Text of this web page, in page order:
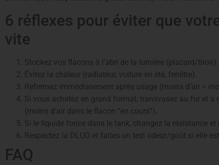
6 réflexes pour éviter que
vite
Stockez vos flacons à l’abri de la lumière (placard/tiroir).
Évitez la chaleur (radiateur, voiture en été, fenêtre).
Refermez immédiatement après usage (moins d’air =
Si vous achetez en grand format, transvasez au fur et
(moins d’air dans le flacon “en cours”).
Si le liquide fonce dans le tank, changez la résistance et
Respectez la DLUO et faites un test odeur/goût si elle
FAQ